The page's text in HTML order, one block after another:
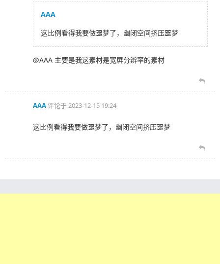
AAA
这比例看得我要做噩梦了，幽闭空间挤压噩梦
@AAA 主要是我这素材是宽屏分辨率的素材
AAA评论于2023-12-15 19:24
这比例看得我要做噩梦了，幽闭空间挤压噩梦